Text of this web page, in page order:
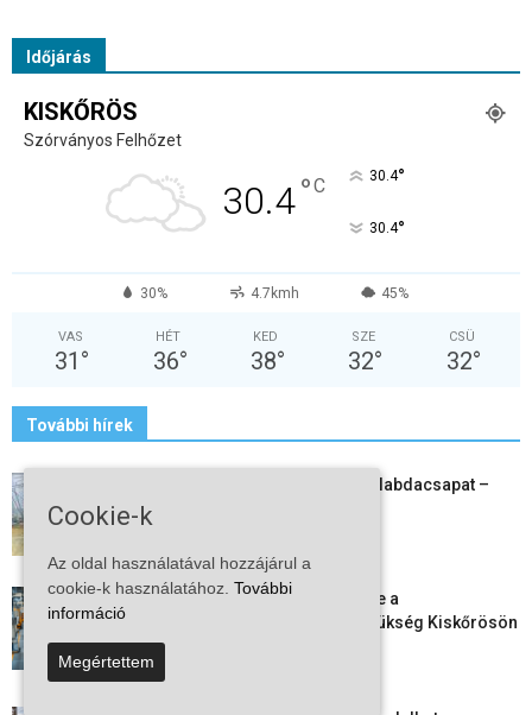
Időjárás
KISKŐRÖS
Szórványos Felhőzet
30.4°C 30.4°
30.4°
30% 4.7kmh 45%
VAS
31 °
HÉT
36°
KED
38°
SZE
32°
CSÜ
32°
További hírek
Megszűnt a kiskőrösi női kézilabdacsapat –
egy korszak ért véget
Aktuális állásajánlatok: ezekre a
munkavállalókra van most szükség Kiskőrösön
és a...
2026-08-07
Cookie-k
Az oldal használatával hozzájárul a
cookie-k használatához. További
információ
Megértettem